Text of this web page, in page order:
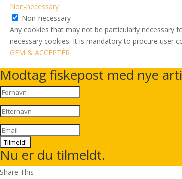
Non-necessary
Non-necessary
Any cookies that may not be particularly necessary
necessary cookies. It is mandatory to procure user
GEM & ACCEPTÈR
Modtag fiskepost med nye
Tilmeld!
Nu er du tilmeldt.
Share This